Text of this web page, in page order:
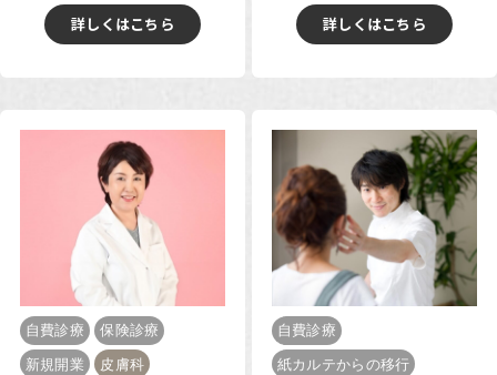
詳しくはこちら 詳しくはこちら
自費診療 保険診療
新規開業 皮膚科
自費診療
紙カルテからの移行